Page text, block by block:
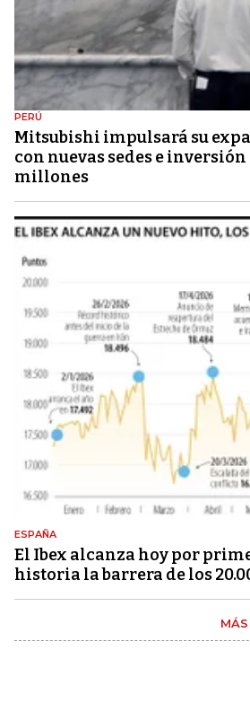
PERÚ
Mitsubishi impulsará su
con nuevas sedes e inversión
millones
ESPAÑA
El Ibex alcanza hoy por
historia la barrera de los